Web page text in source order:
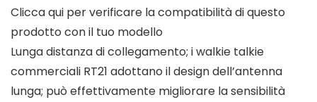
Clicca qui per verificare la compatibilità di questo
prodotto con il tuo modello
Lunga distanza di collegamento; i walkie talkie
commerciali RT21 adottano il design dell’antenna
lunga; può effettivamente migliorare la sensibilità